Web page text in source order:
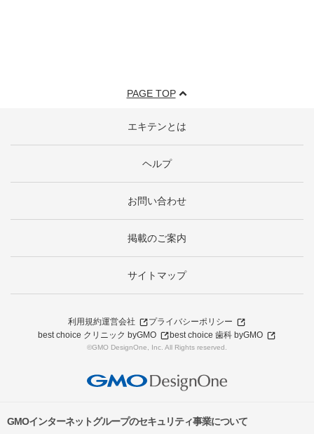
PAGE TOP
エキテンとは
ヘルプ
お問い合わせ
掲載のご案内
サイトマップ
利用規約運営会社
プライバシーポリシー
best choice クリニック byGMO
best choice 歯科 byGMO
©GMO DesignOne, Inc. All Rights reserved.
GMOインターネットグループのセキュリティ事業について